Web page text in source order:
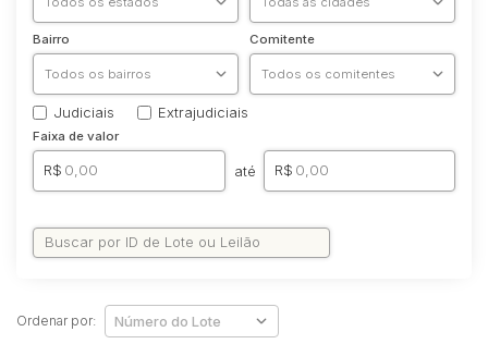
Bairro Comitente
Judiciais Extrajudiciais
Faixa de valor
R$ até R$
Ordenar por: